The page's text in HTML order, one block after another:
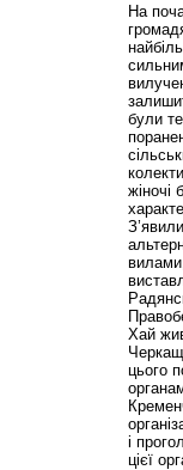
На
були
жіночі
Хай
цього
і
цієї